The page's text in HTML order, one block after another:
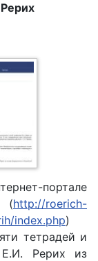
портале
(http://roerich-
index.php)
тетрадей и
Е.И. Рерих из